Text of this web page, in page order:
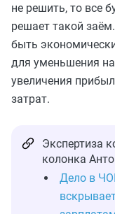
не решить, то все
решает такой
быть
для уменьшения
увеличения
затрат.
Экспертиза
колонка
Дело в